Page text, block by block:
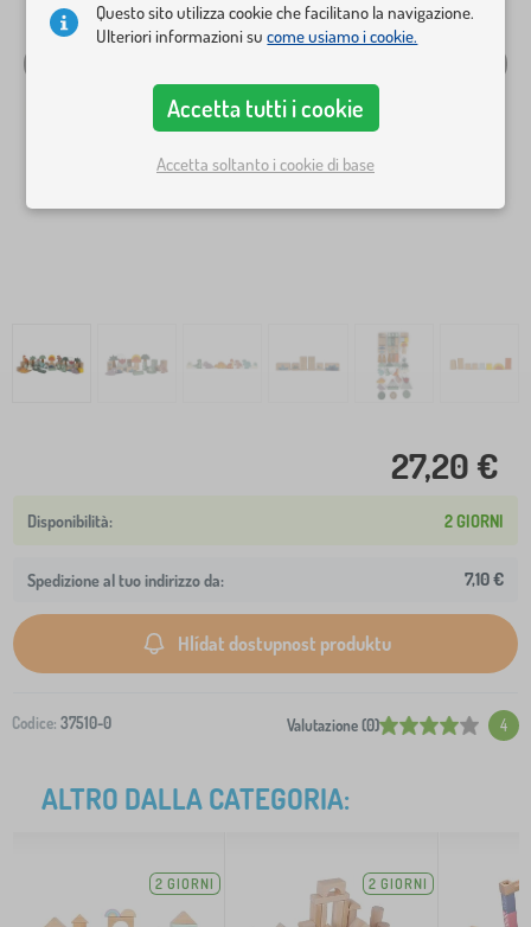
27,20 €
2 GIORNI
Spedizione al tuo indirizzo da: 7,10 €
Hlídat dostupnost produktu
Codice: 37510-0 Valutazione (0) 4
ALTRO DALLA CATEGORIA:
2 GIORNI 2 GIORNI
Questo sito utilizza cookie che facilitano la navigazione.
Ulteriori informazioni sucome usiamo i cookie.
Accetta tutti i cookie
Accetta soltanto i cookie di base